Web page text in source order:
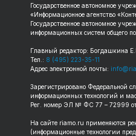
Государственное автономное
«Информационное агентство
Государственное автономное
информационных систем общего
Главный редактор: Богдашкина
Тел.: 8 (495) 223-35-11
Адрес электронной почты:
Зарегистрировано Федеральной
информационных технологий и
Рег. номер ЭЛ № ФС 77 – 72999
На сайте riamo.ru применяются
(информационные технологии